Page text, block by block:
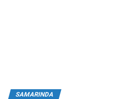
SAMARINDA